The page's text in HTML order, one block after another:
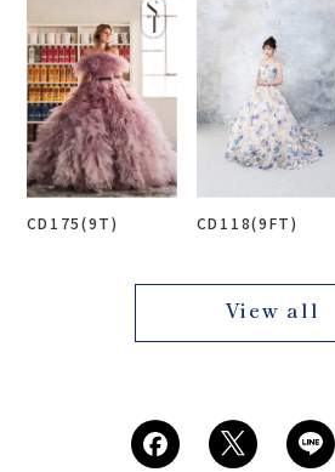
CD175(9T) CD118(9FT)
View all